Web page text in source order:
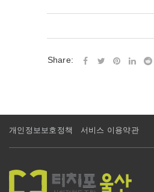
Share:
개인정보보호정책 서비스 이용약관